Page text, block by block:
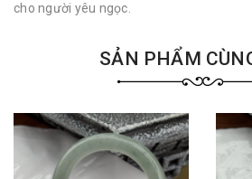
cho người yêu ngọc.
SẢN PHẨM